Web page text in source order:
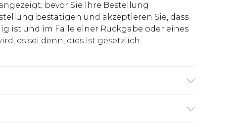
bevor Sie Ihre Bestellung
bestätigen und akzeptieren Sie, dass
ist und im Falle einer Rückgabe oder eines
es sei denn, dies ist gesetzlich